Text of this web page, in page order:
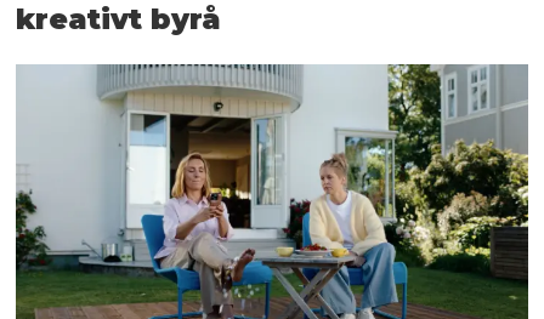
kreativt byrå